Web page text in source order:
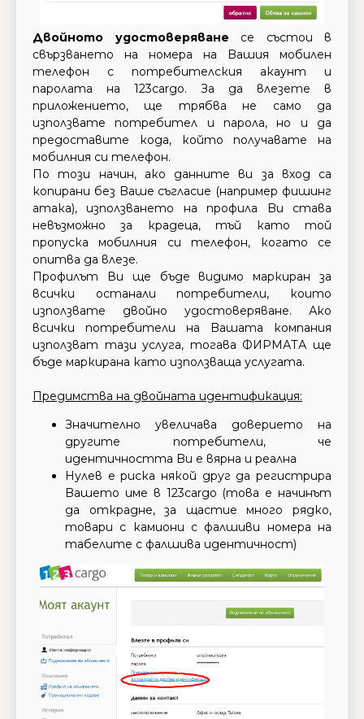
Двойното удостоверяване се състои в
свързването на номера на Bашия мобилен
телефон с потребителския акаунт и
паролата на 123cargo. За да влезете в
приложението, ще трябва не само да
използвате потребител и парола, но и да
предоставите кода, който получавате на
мобилния си телефон.
По този начин, ако данните ви за вход са
копирани без Bаше съгласие (например фишинг
атака), използването на профила Bи става
невъзможно за крадеца, тъй като той
пропуска мобилния си телефон, когато се
опитва да влезе.
Профилът Ви ще бъде видимо маркиран за
всички останали потребители, които
използвате двойно удостоверяване. Ако
всички потребители на Bашата компания
използват тази услуга, тогава ФИРМАТА ще
бъде маркирана като използваща услугата.
Предимства на двойната идентификация:
Значително увеличава доверието на
другите потребители, че
идентичността Bи е вярна и реална
Нулев e рискa някой друг да регистрира
Bашето име в 123cargo (това е начинът
да открадне, за щастие много рядко,
товари с камиони с фалшиви номера на
табелите с фалшива идентичност)